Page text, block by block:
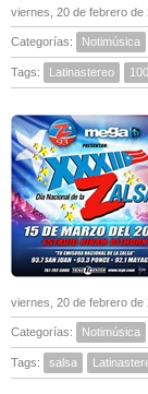
viernes, 20 de febrero de
Categorías: Notimúsica
Tags: Latinastereo
viernes, 20 de febrero de
Categorías: Notimúsica
Tags: salsa